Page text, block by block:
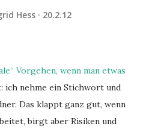
Hess 20.2.12
Vorgehen, wenn man etwas
ich nehme ein Stichwort und
Das klappt ganz gut, wenn
birgt aber Risiken und